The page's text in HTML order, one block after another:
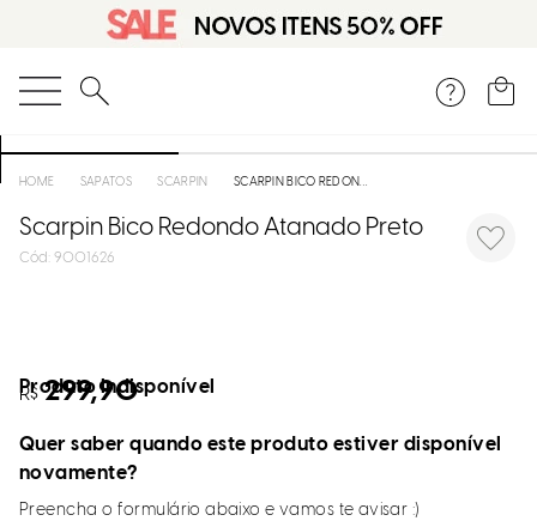
O que você está procurando?
SAPATOS SCARPIN SCARPIN BICO REDONDO ATANADO PRETO
Scarpin Bico Redondo Atanado Preto
: 9001626
R$ 299,90
Produto indisponível
Quer saber quando este produto estiver disponível
novamente?
Preencha o formulário abaixo e vamos te avisar :)